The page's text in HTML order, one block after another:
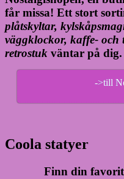
får missa! Ett stort
plåtskyltar,
väggklockor, kaffe-
retrostuk väntar på dig.
->till
Coola statyer
Finn din